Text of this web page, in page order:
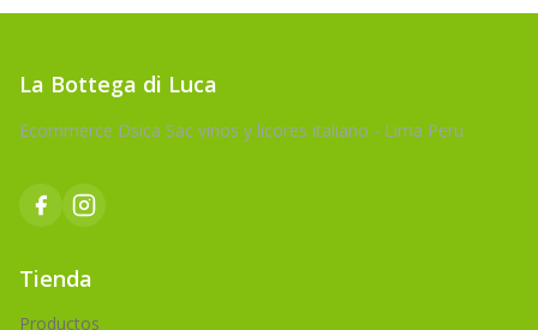
La Bottega di Luca
Ecommerce Dsica Sac vinos y licores italiano - Lima Peru
Tienda
Productos